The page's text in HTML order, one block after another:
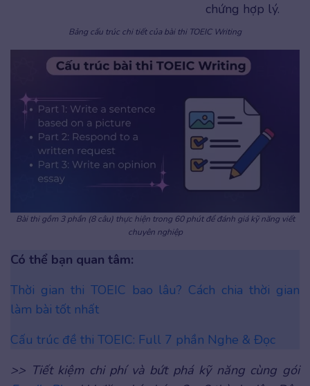
chứng hợp lý.
Bảng cấu trúc chi tiết của bài thi TOEIC Writing
Bài thi gồm 3 phần (8 câu) thực hiện trong 60 phút để đánh giá kỹ năng viết
chuyên nghiệp
Có thể bạn quan tâm:
Thời gian thi TOEIC bao lâu? Cách chia thời gian
làm bài tốt nhất
Cấu trúc đề thi TOEIC: Full 7 phần Nghe & Đọc
>> Tiết kiệm chi phí và bứt phá kỹ năng cùng gói